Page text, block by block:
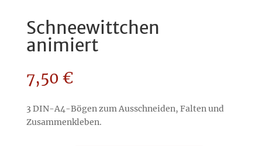
Schneewittchen
animiert
7,50 €
3 DIN-A4-Bögen zum Ausschneiden, Falten und
Zusammenkleben.